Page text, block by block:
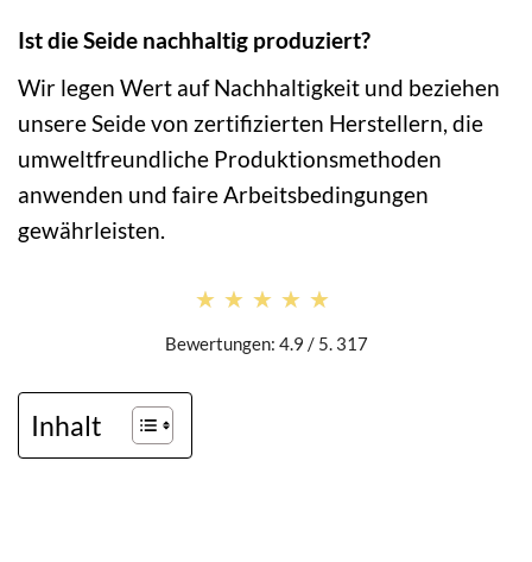
Ist die Seide nachhaltig produziert?
Wir legen Wert auf Nachhaltigkeit und beziehen
unsere Seide von zertifizierten Herstellern, die
umweltfreundliche Produktionsmethoden
anwenden und faire Arbeitsbedingungen
gewährleisten.
★★★★★
★★★★★
Bewertungen: 4.9 / 5. 317
Inhalt